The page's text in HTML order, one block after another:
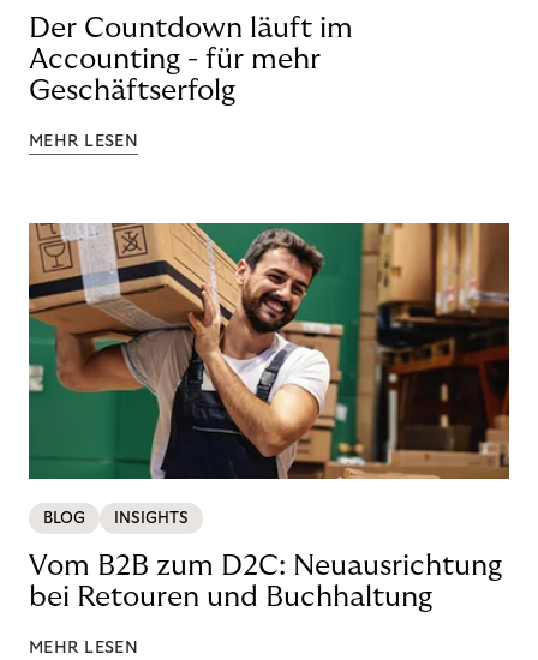
Der Countdown läuft im
Accounting - für mehr
Geschäftserfolg
MEHR LESEN
BLOG INSIGHTS
Vom B2B zum D2C: Neuausrichtung
bei Retouren und Buchhaltung
MEHR LESEN